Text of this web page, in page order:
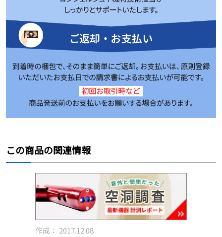
この商品の関連情報
作成： 2017.12.08